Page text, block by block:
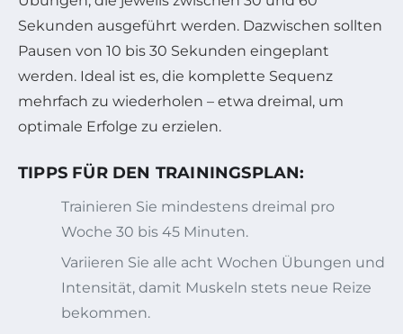
Sekunden ausgeführt werden. Dazwischen sollten
Pausen von 10 bis 30 Sekunden eingeplant
werden. Ideal ist es, die komplette Sequenz
mehrfach zu wiederholen – etwa dreimal, um
optimale Erfolge zu erzielen.
TIPPS FÜR DEN TRAININGSPLAN:
Trainieren Sie mindestens dreimal pro
Woche 30 bis 45 Minuten.
Variieren Sie alle acht Wochen Übungen und
Intensität, damit Muskeln stets neue Reize
bekommen.